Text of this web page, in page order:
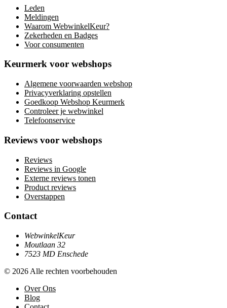
Leden
Meldingen
Waarom WebwinkelKeur?
Zekerheden en Badges
Voor consumenten
Keurmerk voor webshops
Algemene voorwaarden webshop
Privacyverklaring opstellen
Goedkoop Webshop Keurmerk
Controleer je webwinkel
Telefoonservice
Reviews voor webshops
Reviews
Reviews in Google
Externe reviews tonen
Product reviews
Overstappen
Contact
WebwinkelKeur
Moutlaan 32
7523 MD Enschede
© 2026 Alle rechten voorbehouden
Over Ons
Blog